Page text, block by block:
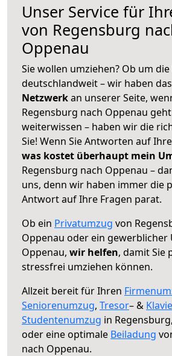
Unser Service für
von Regensburg
Oppenau
Sie wollen umziehen? Ob um
deutschlandweit – wir haben das
Netzwerkan unserer Seite,
Regensburg nach Oppenau
weiterwissen – haben wir die
Sie! Wenn Sie Antworten auf
was kostet überhaupt mein
Regensburg nach Oppenau –
uns, denn wir haben immer die
Antwort auf Ihre Fragen parat.
Ob ein Privatumzug von
Oppenau oder ein gewerblicher
Oppenau, wir helfen, damit Sie
stressfrei umziehen können.
Allzeit bereit für Ihren
Seniorenumzug, Tresor– &
Studentenumzug in Regensburg,
oder eine optimale Beiladung
nach Oppenau.